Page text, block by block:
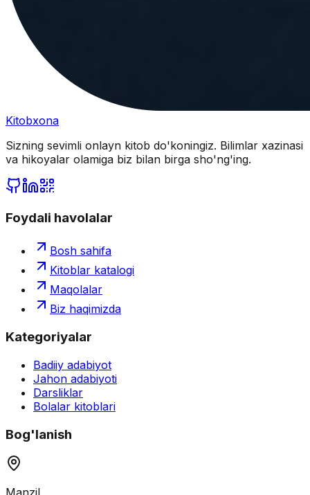
Kitobxona
Sizning sevimli onlayn kitob do'koningiz. Bilimlar xazinasi
va hikoyalar olamiga biz bilan birga sho'ng'ing.
Foydali havolalar
Bosh sahifa
Kitoblar katalogi
Maqolalar
Biz haqimizda
Kategoriyalar
Badiiy adabiyot
Jahon adabiyoti
Darsliklar
Bolalar kitoblari
Bog'lanish